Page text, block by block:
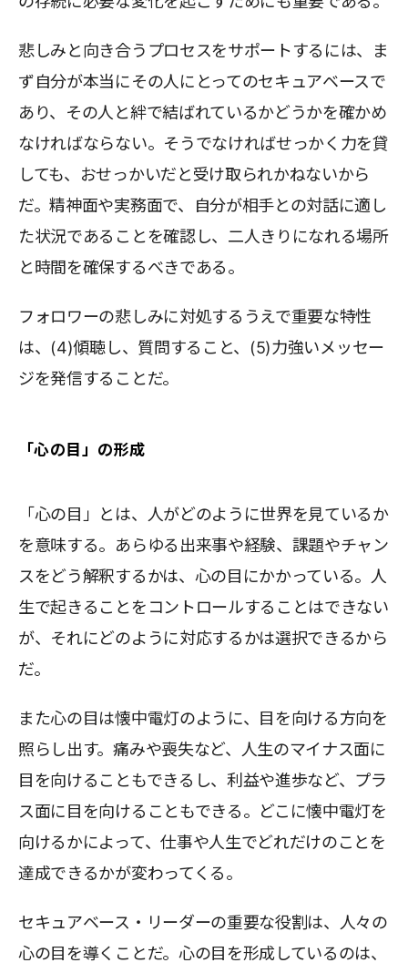
悲しみと向き合うプロセスをサポートするには、ま
ず自分が本当にその人にとってのセキュアベースで
あり、その人と絆で結ばれているかどうかを確かめ
なければならない。そうでなければせっかく力を貸
しても、おせっかいだと受け取られかねないから
だ。精神面や実務面で、自分が相手との対話に適し
た状況であることを確認し、二人きりになれる場所
と時間を確保するべきである。
フォロワーの悲しみに対処するうえで重要な特性
は、(4)傾聴し、質問すること、(5)力強いメッセー
ジを発信することだ。
「心の目」の形成
「心の目」とは、人がどのように世界を見ているか
を意味する。あらゆる出来事や経験、課題やチャン
スをどう解釈するかは、心の目にかかっている。人
生で起きることをコントロールすることはできない
が、それにどのように対応するかは選択できるから
だ。
また心の目は懐中電灯のように、目を向ける方向を
照らし出す。痛みや喪失など、人生のマイナス面に
目を向けることもできるし、利益や進歩など、プラ
ス面に目を向けることもできる。どこに懐中電灯を
向けるかによって、仕事や人生でどれだけのことを
達成できるかが変わってくる。
セキュアベース・リーダーの重要な役割は、人々の
心の目を導くことだ。心の目を形成しているのは、